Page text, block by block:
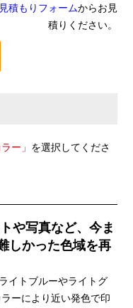
積もりフォームからお見
積りください。
ー」 を選択してくださ
や写真など、今ま
しかった色域を再
イトブルーやライトグ
ーにより近い発色で印